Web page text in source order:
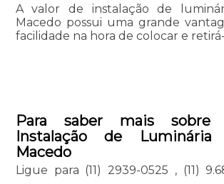
A valor de instalação de
Macedo possui uma grande
facilidade na hora de colocar e
Para saber mais sobre
Instalação de Luminária
Macedo
Ligue para (11) 2939-0525 , (11)